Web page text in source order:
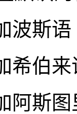
斯语
伯来
斯图